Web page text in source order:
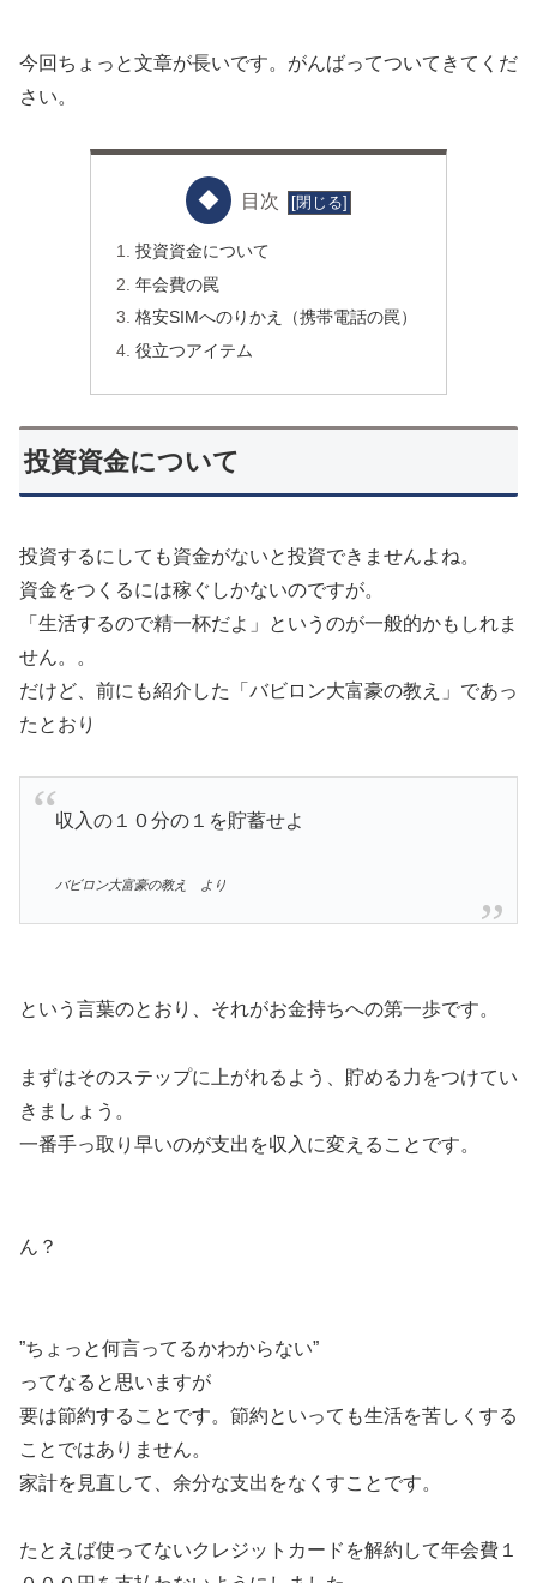
今回ちょっと文章が長いです。がんばってついてきてくだ
さい。
目次
投資資金について
年会費の罠
格安SIMへのりかえ（携帯電話の罠）
役立つアイテム
投資資金について
投資するにしても資金がないと投資できませんよね。
資金をつくるには稼ぐしかないのですが。
「生活するので精一杯だよ」というのが一般的かもしれま
せん。。
だけど、前にも紹介した「バビロン大富豪の教え」であっ
たとおり
収入の１０分の１を貯蓄せよ
バビロン大富豪の教え より
という言葉のとおり、それがお金持ちへの第一歩です。
まずはそのステップに上がれるよう、貯める力をつけてい
きましょう。
一番手っ取り早いのが支出を収入に変えることです。
ん？
”ちょっと何言ってるかわからない”
ってなると思いますが
要は節約することです。節約といっても生活を苦しくする
ことではありません。
家計を見直して、余分な支出をなくすことです。
たとえば使ってないクレジットカードを解約して年会費１